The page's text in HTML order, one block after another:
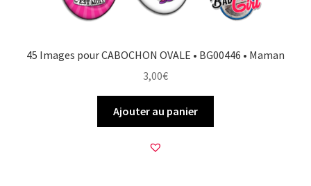
45 Images pour CABOCHON OVALE • BG00446 • Maman
3,00€
Ajouter au panier